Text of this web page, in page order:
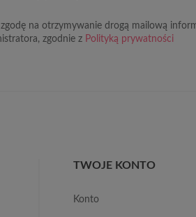
na otrzymywanie drogą mailową
zgodnie z Polityką prywatności
TWOJE KONTO
konto